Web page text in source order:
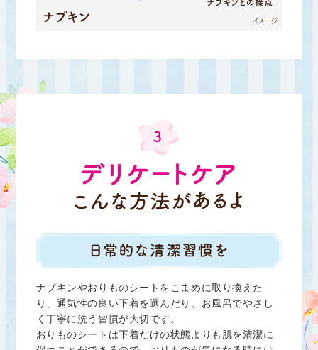
ナプキンやおりものシートをこまめに取り換えた
り、通気性の良い下着を選んだり、お風呂でやさし
く丁寧に洗う習慣が大切です。
おりものシートは下着だけの状態よりも肌を清潔に